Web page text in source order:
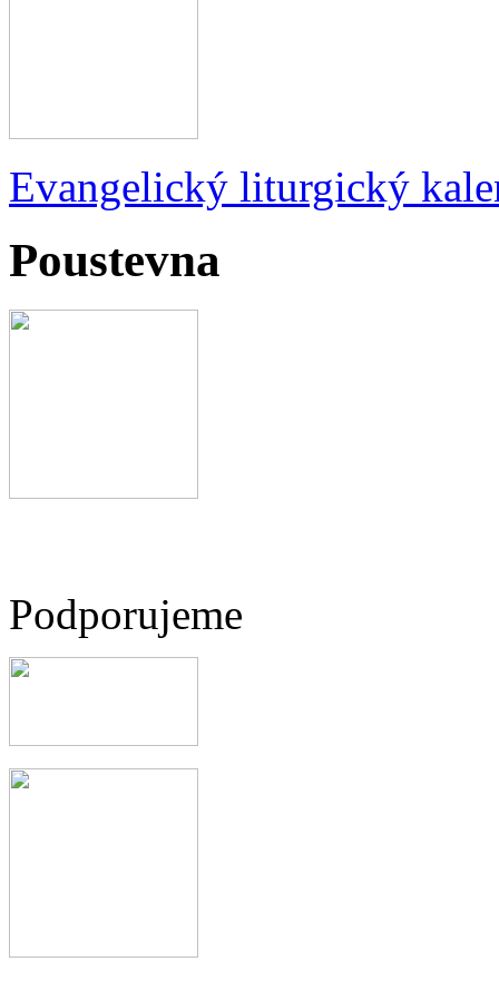
Evangelický liturgický
Poustevna
Podporujeme